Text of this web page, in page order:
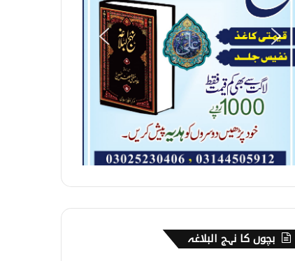
بچوں کا نہج البلاغہ